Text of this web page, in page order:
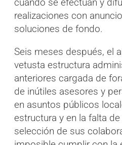
realizaciones con
soluciones de fondo.
Seis meses después, el
vetusta estructura
anteriores cargada de
de inútiles asesores y
en asuntos públicos
estructura y en la falta
selección de sus